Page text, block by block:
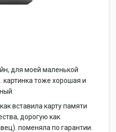
для моей маленькой
тоже хорошая и
вставила карту памяти
дорогую как
поменяла по гарантии.